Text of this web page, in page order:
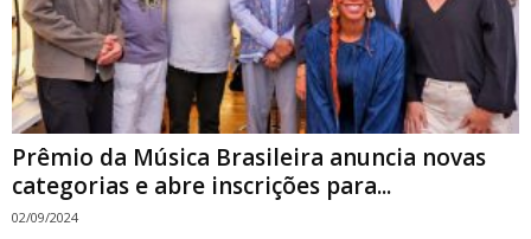
Prêmio da Música Brasileira anuncia novas
categorias e abre inscrições para...
02/09/2024